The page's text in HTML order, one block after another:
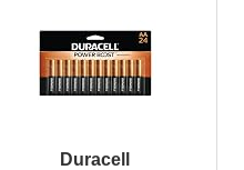
Duracell